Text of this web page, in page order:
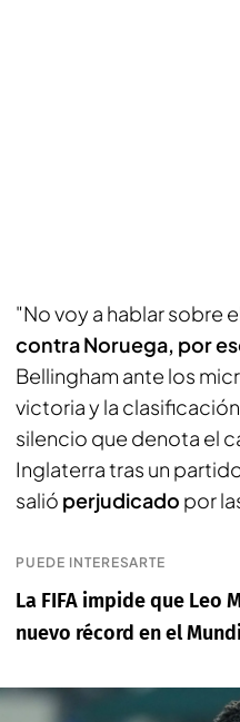
"No voy a hablar sobre
contra Noruega, por
Bellingham ante los
victoria y la
silencio que denota el
Inglaterra tras un
salió perjudicado por
PUEDE INTERESARTE
La FIFA impide que Leo
nuevo récord en el